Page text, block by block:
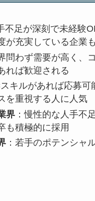
不足が深刻で未経験
が充実している企業
問わず需要が高く、
れば歓迎される
キルがあれば応募可
を重視する人に人気
界：慢性的な人手不
も積極的に採用
：若手のポテンシャ